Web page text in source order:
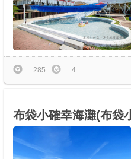
285 4
布袋小確幸海灘(布袋